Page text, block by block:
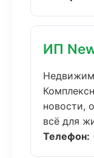
ИП
новости,
всё для
Телефон: